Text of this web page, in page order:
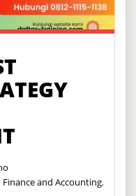
Finance and Accounting,